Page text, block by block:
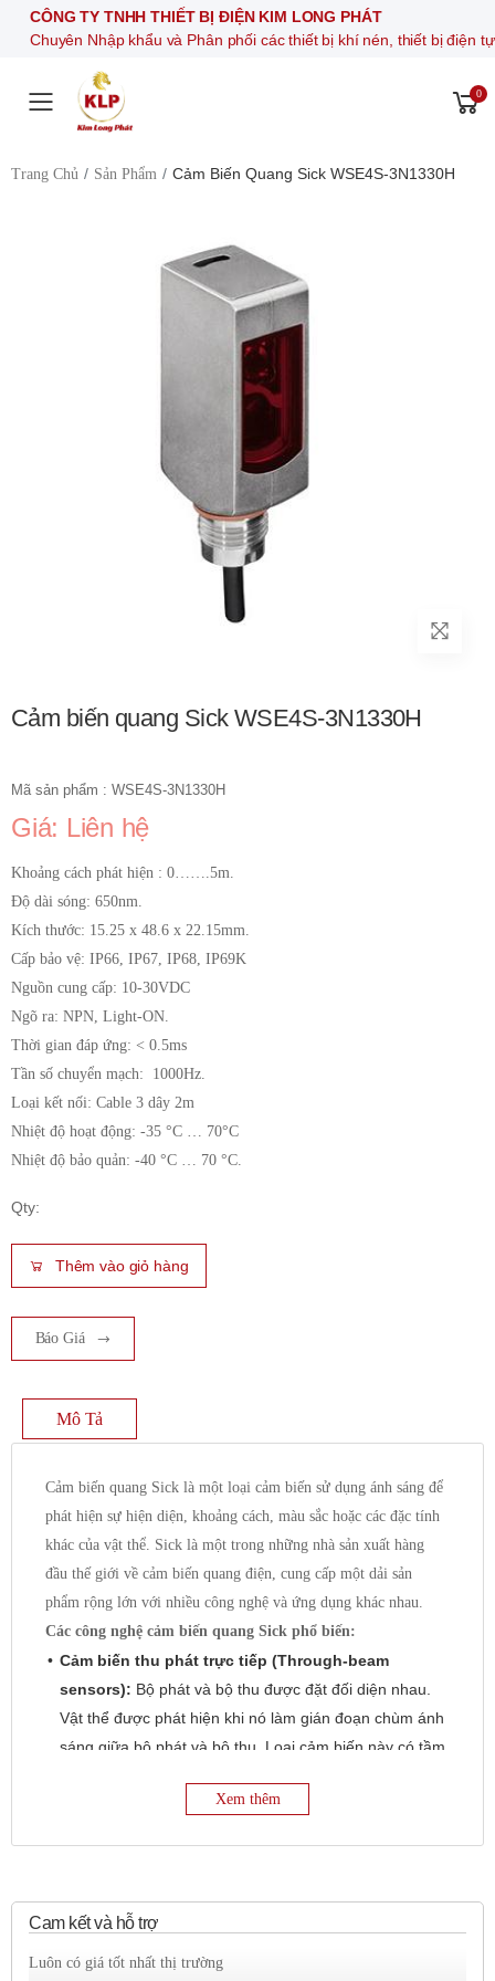
CÔNG TY TNHH THIẾT BỊ ĐIỆN KIM LONG PHÁT
Chuyên Nhập khẩu và Phân phối các thiết bị khí nén, thiết bị điện tự
Toggle mobile menu
0
Trang Chủ Sản Phẩm Cảm Biến Quang Sick WSE4S-3N1330H
Cảm biến quang Sick WSE4S-3N1330H
Mã sản phẩm : WSE4S-3N1330H
Giá: Liên hệ
Khoảng cách phát hiện : 0…….5m.
Độ dài sóng: 650nm.
Kích thước: 15.25 x 48.6 x 22.15mm.
Cấp bảo vệ: IP66, IP67, IP68, IP69K
Nguồn cung cấp: 10-30VDC
Ngõ ra: NPN, Light-ON.
Thời gian đáp ứng: < 0.5ms
Tần số chuyển mạch: 1000Hz.
Loại kết nối: Cable 3 dây 2m
Nhiệt độ hoạt động: -35 °C … 70°C
Nhiệt độ bảo quản: -40 °C … 70 °C.
Qty:
Thêm vào giỏ hàng
Báo Giá
Mô Tả
Cảm biến quang Sick là một loại cảm biến sử dụng ánh sáng để
phát hiện sự hiện diện, khoảng cách, màu sắc hoặc các đặc tính
khác của vật thể. Sick là một trong những nhà sản xuất hàng
đầu thế giới về cảm biến quang điện, cung cấp một dải sản
phẩm rộng lớn với nhiều công nghệ và ứng dụng khác nhau.
Các công nghệ cảm biến quang Sick phổ biến:
Cảm biến thu phát trực tiếp (Through-beam
sensors): Bộ phát và bộ thu được đặt đối diện nhau.
Vật thể được phát hiện khi nó làm gián đoạn chùm ánh
sáng giữa bộ phát và bộ thu. Loại cảm biến này có tầm
Cảm biến phản xạ khuếch tán (Diffuse reflective
phản xạ của bề mặt vật thể.
sensors):
Bộ phát và bộ thu được tích hợp trong cùng
Xem thêm
Cam kết và hỗ trợ
Luôn có giá tốt nhất thị trường